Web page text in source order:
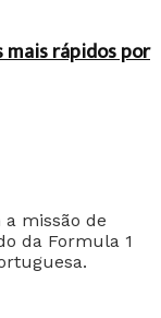
rápidos por
a missão de
da Formula 1